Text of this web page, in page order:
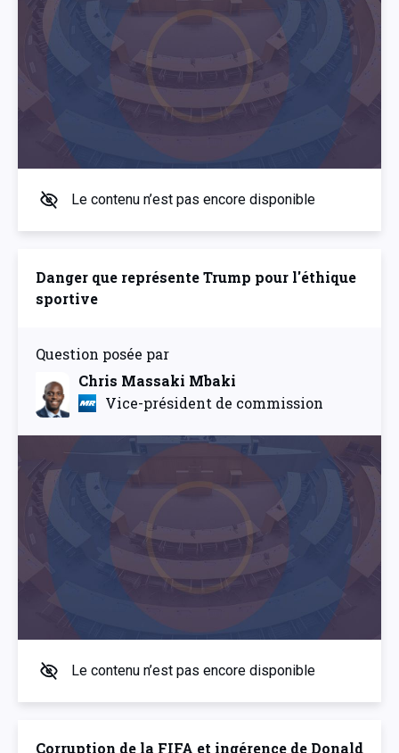
Le contenu n’est pas encore disponible
Danger que représente Trump pour l'éthique
sportive
Question posée par
Chris Massaki Mbaki
Vice-président de commission
Le contenu n’est pas encore disponible
Corruption de la FIFA et ingérence de Donald